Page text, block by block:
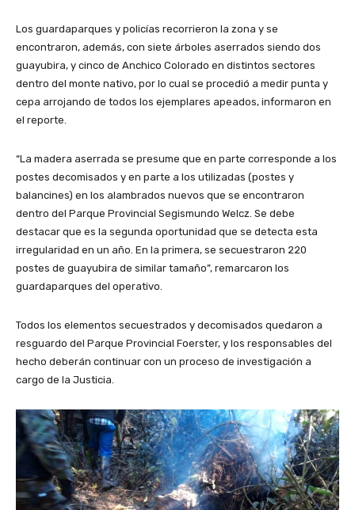
Los guardaparques y policías recorrieron la zona y se
encontraron, además, con siete árboles aserrados siendo dos
guayubira, y cinco de Anchico Colorado en distintos sectores
dentro del monte nativo, por lo cual se procedió a medir punta y
cepa arrojando de todos los ejemplares apeados, informaron en
el reporte.
“La madera aserrada se presume que en parte corresponde a los
postes decomisados y en parte a los utilizadas (postes y
balancines) en los alambrados nuevos que se encontraron
dentro del Parque Provincial Segismundo Welcz. Se debe
destacar que es la segunda oportunidad que se detecta esta
irregularidad en un año. En la primera, se secuestraron 220
postes de guayubira de similar tamaño”, remarcaron los
guardaparques del operativo.
Todos los elementos secuestrados y decomisados quedaron a
resguardo del Parque Provincial Foerster, y los responsables del
hecho deberán continuar con un proceso de investigación a
cargo de la Justicia.